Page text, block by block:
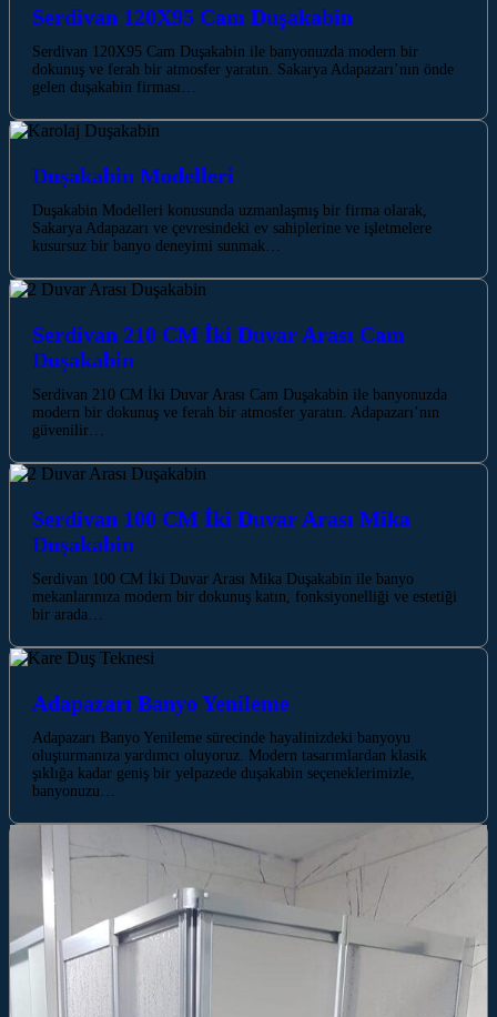
Serdivan 120X95 Cam Duşakabin
Serdivan 120X95 Cam Duşakabin ile banyonuzda modern bir
dokunuş ve ferah bir atmosfer yaratın. Sakarya Adapazarı’nın önde
gelen duşakabin firması…
Duşakabin Modelleri
Duşakabin Modelleri konusunda uzmanlaşmış bir firma olarak,
Sakarya Adapazarı ve çevresindeki ev sahiplerine ve işletmelere
kusursuz bir banyo deneyimi sunmak…
Serdivan 210 CM İki Duvar Arası Cam
Duşakabin
Serdivan 210 CM İki Duvar Arası Cam Duşakabin ile banyonuzda
modern bir dokunuş ve ferah bir atmosfer yaratın. Adapazarı’nın
güvenilir…
Serdivan 100 CM İki Duvar Arası Mika
Duşakabin
Serdivan 100 CM İki Duvar Arası Mika Duşakabin ile banyo
mekanlarınıza modern bir dokunuş katın, fonksiyonelliği ve estetiği
bir arada…
Adapazarı Banyo Yenileme
Adapazarı Banyo Yenileme sürecinde hayalinizdeki banyoyu
oluşturmanıza yardımcı oluyoruz. Modern tasarımlardan klasik
şıklığa kadar geniş bir yelpazede duşakabin seçeneklerimizle,
banyonuzu…